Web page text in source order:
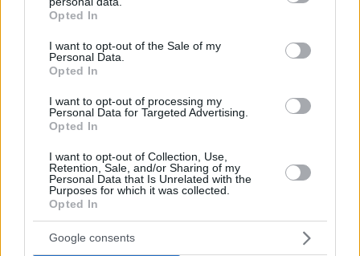
grant or deny consent to Google and its third-party tags to
use your data for below specified purposes in below Google
consent section.
Opted In
I want to opt-out of the Sale of my
Personal Data.
Opted In
I want to opt-out of processing my
Personal Data for Targeted Advertising.
Opted In
I want to opt-out of Collection, Use,
Retention, Sale, and/or Sharing of my
Personal Data that Is Unrelated with the
Purposes for which it was collected.
Opted In
Google consents
Cut The Rope
ΔΕΙΤΕ ΟΛΑ ΤΑ GAMES
Best of Network